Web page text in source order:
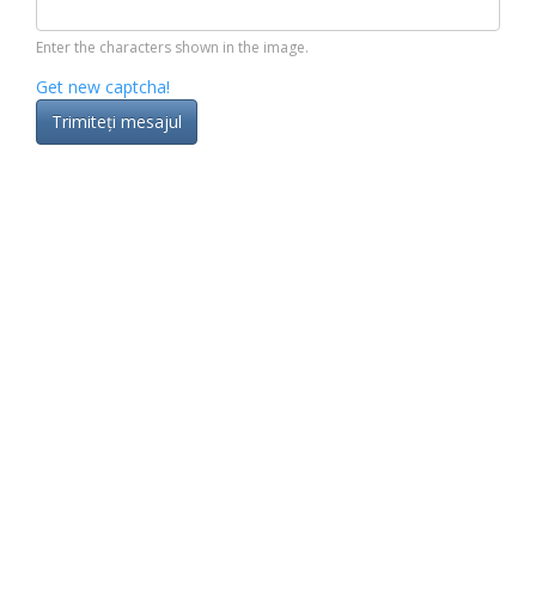
Enter the characters shown in the image.
Get new captcha!
Trimiteţi mesajul